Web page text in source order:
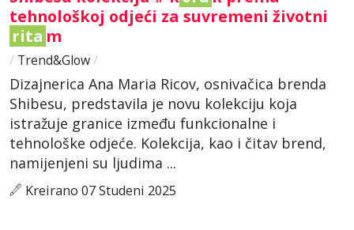
tehnološkoj odjeći za suvremeni životni
rita m
/ Trend&Glow/
Dizajnerica Ana Maria Ricov, osnivačica brenda
Shibesu, predstavila je novu kolekciju koja
istražuje granice između funkcionalne i
tehnološke odjeće. Kolekcija, kao i čitav brend,
namijenjeni su ljudima ...
Kreirano 07 Studeni 2025